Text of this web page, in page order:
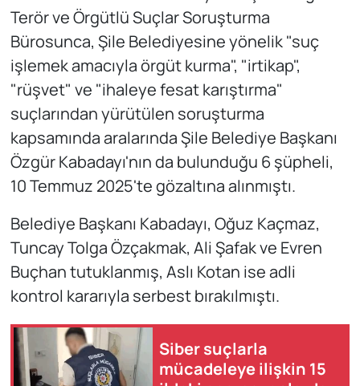
Terör ve Örgütlü Suçlar Soruşturma
Bürosunca, Şile Belediyesine yönelik "suç
işlemek amacıyla örgüt kurma", "irtikap",
"rüşvet" ve "ihaleye fesat karıştırma"
suçlarından yürütülen soruşturma
kapsamında aralarında Şile Belediye Başkanı
Özgür Kabadayı'nın da bulunduğu 6 şüpheli,
10 Temmuz 2025'te gözaltına alınmıştı.
Belediye Başkanı Kabadayı, Oğuz Kaçmaz,
Tuncay Tolga Özçakmak, Ali Şafak ve Evren
Buçhan tutuklanmış, Aslı Kotan ise adli
kontrol kararıyla serbest bırakılmıştı.
Siber suçlarla
mücadeleye ilişkin 15